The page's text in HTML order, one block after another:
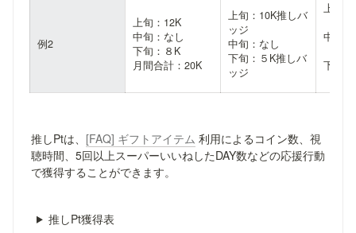
例2
上旬：12K
中旬：なし
下旬：８K
月間合計：20K
上旬：10K推しバ
ッジ
中旬：なし
下旬：５K推しバ
ッジ
上旬
中旬
下旬
推しPtは、 [FAQ] ギフトアイテム 利用によるコイン数、視
聴時間、5回以上スーパーいいねしたDAY数などの応援行動
で獲得することができます。
推しPt獲得表